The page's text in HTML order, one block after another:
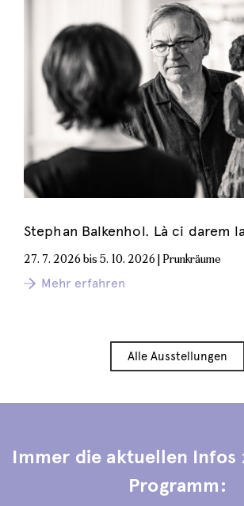
Stephan Balkenhol. Là ci darem
27. 7. 2026 bis 5. 10. 2026 | Prunkräume
Mehr erfahren
Alle Ausstellungen
Immer die aktuellen Infos
Programm: